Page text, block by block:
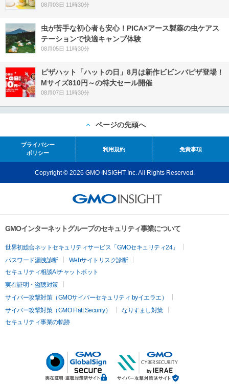
08月03日 11時30分
虫が苦手な初心者も安心！PICA×アース製薬の虫ケアス
テーションで快適キャンプ体験
08月05日 11時30分
ピザハット「ハットの日」8月は新作ビビンバピザ登場！
Mサイズ810円～の特大セール開催
08月07日 11時30分
ページの先頭へ
プライバシー
ポリシー
利用規約 免責事項
Copyright © 2026 GMO INSIGHT Inc. All Rights Reserved.
GMOインターネットグループのセキュリティ事業について
世界初総合ネットセキュリティサービス「GMOセキュリティ24」
パスワード漏洩診断
Webサイトリスク診断
セキュリティ相談AIチャットボット
実在証明・盗聴対策
サイバー攻撃対策（GMOサイバーセキュリティ byイエラエ）
サイバー攻撃対策（GMO Flatt Security）
なりすまし対策
セキュリティ事業の軌跡